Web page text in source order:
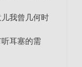
我曾几何时
耳塞的需